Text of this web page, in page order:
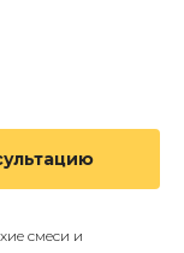
смеси и